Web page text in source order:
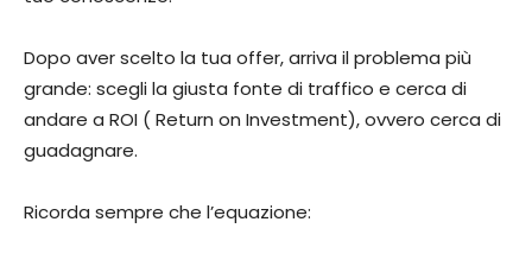
Dopo aver scelto la tua offer, arriva il problema più
grande: scegli la giusta fonte di traffico e cerca di
andare a ROI ( Return on Investment), ovvero cerca di
guadagnare.
Ricorda sempre che l’equazione: